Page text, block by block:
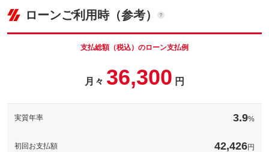
パック内容
す。※人気の数字等は、抽選になることがございます。ご了承く
する事で、資料として採用される場合があり過失割合に大きく左
右します。また、走行映像をＰＣに保存する事も出来ます。
車両本体価
252
ローンご利用時（参考）
支払総額（税込）のローン支払例
月々 36,300 円
実質年率 3.9%
初回お支払額 42,426円